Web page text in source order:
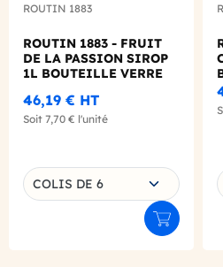
ROUTIN 1883
ROUTIN 1883 - FRUIT
DE LA PASSION SIROP
1L BOUTEILLE VERRE
46,19 € HT
Soit 7,70 € l'unité
Choisissez une déclinaison
COLIS DE 6
Ajouter au